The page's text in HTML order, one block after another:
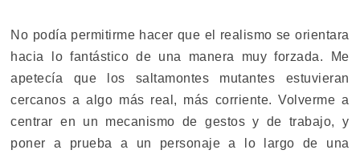
No podía permitirme hacer que el realismo se orientara
hacia lo fantástico de una manera muy forzada. Me
apetecía que los saltamontes mutantes estuvieran
cercanos a algo más real, más corriente. Volverme a
centrar en un mecanismo de gestos y de trabajo, y
poner a prueba a un personaje a lo largo de una